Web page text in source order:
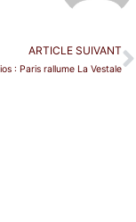
ARTICLE SUIVANT
: Paris rallume La Vestale